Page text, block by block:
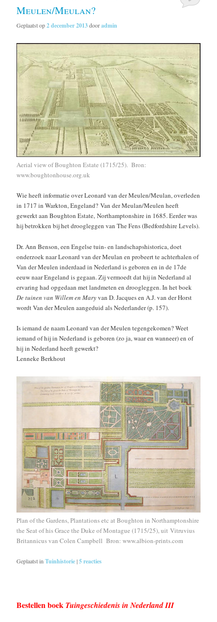
Meulen/Meulan?
Geplaatst op2 december 2013dooradmin
Aerial view of Boughton Estate (1715/25). Bron:
www.boughtonhouse.org.uk
Wie heeft informatie over Leonard van der Meulen/Meulan, overleden
in 1717 in Warkton, Engeland? Van der Meulan/Meulen heeft
gewerkt aan Boughton Estate, Northamptonshire in 1685. Eerder was
hij betrokken bij het droogleggen van The Fens (Bedfordshire Levels).
Dr. Ann Benson, een Engelse tuin- en landschapshistorica, doet
onderzoek naar Leonard van der Meulan en probeert te achterhalen of
Van der Meulen inderdaad in Nederland is geboren en in de 17de
eeuw naar Engeland is gegaan. Zij vermoedt dat hij in Nederland al
ervaring had opgedaan met landmeten en droogleggen. In het boek
De tuinen van Willem en Maryvan D. Jacques en A.J. van der Horst
wordt Van der Meulen aangeduid als Nederlander (p. 157).
Is iemand de naam Leonard van der Meulen tegengekomen? Weet
iemand of hij in Nederland is geboren (zo ja, waar en wanneer) en of
hij in Nederland heeft gewerkt?
Lenneke Berkhout
Plan of the Gardens, Plantations etc at Boughton in Northamptonshire
the Seat of his Grace the Duke of Montague (1715/25), uit Vitruvius
Britannicus van Colen Campbell Bron: www.albion-prints.com
Geplaatst in Tuinhistorie|5reacties
Bestellen boek Tuingeschiedenis in Nederland III